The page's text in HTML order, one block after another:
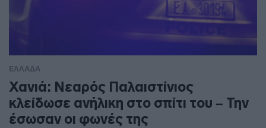
ΕΛΛΑΔΑ
Χανιά: Νεαρός Παλαιστίνιος
κλείδωσε ανήλικη στο σπίτι του – Την
έσωσαν οι φωνές της